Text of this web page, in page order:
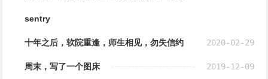
sentry
十年之后，软院重逢，师生相见，勿失信约 2020-02-29
周末，写了一个图床 2019-12-09